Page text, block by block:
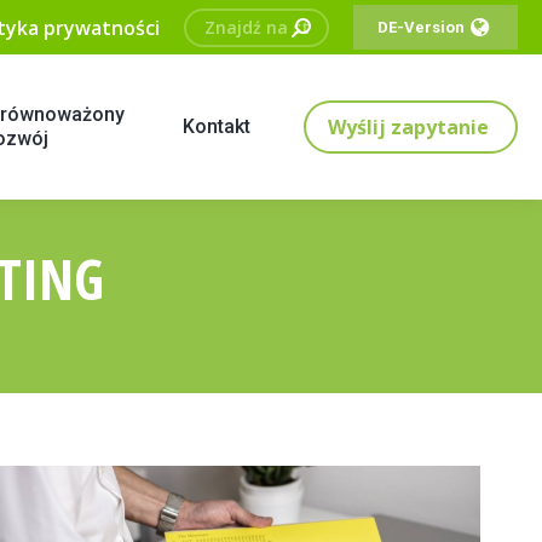
prywatności Szukaj: DE-Version
Kontakt Wyślij zapytanie